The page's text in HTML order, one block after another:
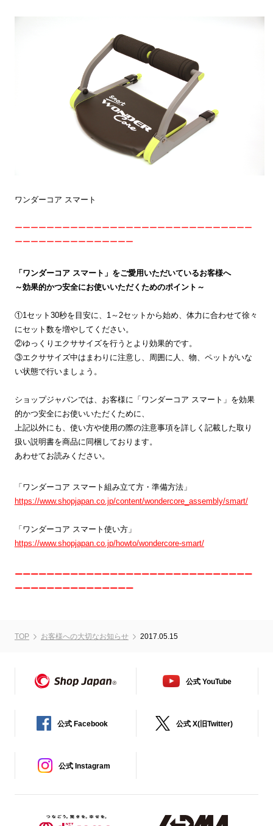
ワンダーコア スマート
ーーーーーーーーーーーーーーーーーーーーーーーーーーーーーー
ーーーーーーーーーーーーーーー
「ワンダーコア スマート」をご愛用いただいているお客様へ
～効果的かつ安全にお使いいただくためのポイント～
①1セット30秒を目安に、1～2セットから始め、体力に合わせて徐々
にセット数を増やしてください。
②ゆっくりエクササイズを行うとより効果的です。
③エクササイズ中はまわりに注意し、周囲に人、物、ペットがいな
い状態で行いましょう。
ショップジャパンでは、お客様に「ワンダーコア スマート」を効果
的かつ安全にお使いいただくために、
上記以外にも、使い方や使用の際の注意事項を詳しく記載した取り
扱い説明書を商品に同梱しております。
あわせてお読みください。
「ワンダーコア スマート組み立て方・準備方法」
https://www.shopjapan.co.jp/content/wondercore_assembly/smart/
「ワンダーコア スマート使い方」
https://www.shopjapan.co.jp/howto/wondercore-smart/
ーーーーーーーーーーーーーーーーーーーーーーーーーーーーーー
ーーーーーーーーーーーーーーー
TOP お客様への大切なお知らせ 2017.05.15
公式 YouTube
公式 Facebook 公式 X(旧Twitter)
公式 Instagram